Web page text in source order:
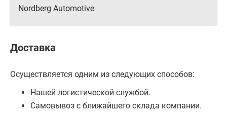
Nordberg Automotive
Доставка
Осуществляется одним из следующих способов:
Нашей логистической службой.
Самовывоз с ближайшего склада компании.